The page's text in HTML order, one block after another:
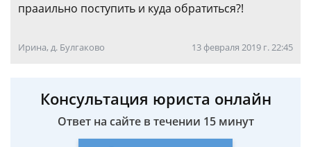
прааильно поступить и куда обратиться?!
Ирина, д. Булгаково 13 февраля 2019 г. 22:45
Консультация юриста онлайн
Ответ на сайте в течении 15 минут